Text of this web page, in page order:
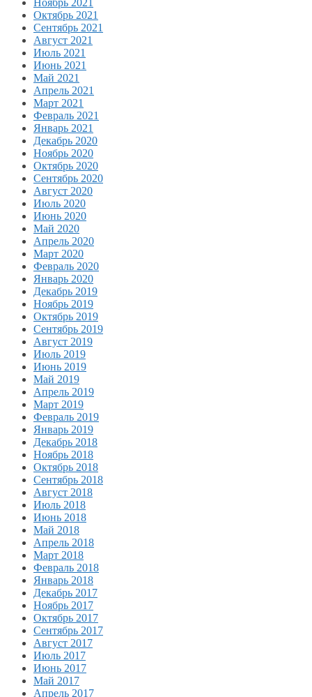
Ноябрь 2021
Октябрь 2021
Сентябрь 2021
Август 2021
Июль 2021
Июнь 2021
Май 2021
Апрель 2021
Март 2021
Февраль 2021
Январь 2021
Декабрь 2020
Ноябрь 2020
Октябрь 2020
Сентябрь 2020
Август 2020
Июль 2020
Июнь 2020
Май 2020
Апрель 2020
Март 2020
Февраль 2020
Январь 2020
Декабрь 2019
Ноябрь 2019
Октябрь 2019
Сентябрь 2019
Август 2019
Июль 2019
Июнь 2019
Май 2019
Апрель 2019
Март 2019
Февраль 2019
Январь 2019
Декабрь 2018
Ноябрь 2018
Октябрь 2018
Сентябрь 2018
Август 2018
Июль 2018
Июнь 2018
Май 2018
Апрель 2018
Март 2018
Февраль 2018
Январь 2018
Декабрь 2017
Ноябрь 2017
Октябрь 2017
Сентябрь 2017
Август 2017
Июль 2017
Июнь 2017
Май 2017
Апрель 2017